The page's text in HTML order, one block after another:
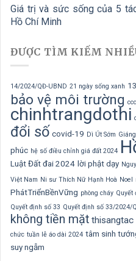
Giá trị và sức sống của 5
Hồ Chí Minh
ĐƯỢC TÌM KIẾM
14/2024/QĐ-UBND 21 ngày sống xanh
bảo vệ môi trường
chinhtrangdothi
đổi số covid-19 Dì Út Sớm
phúc hệ số điều chỉnh giá đất 2024
Luật Đất đai 2024 lời phật dạy
Việt Nam Ni sư Thích Nữ Hạnh Hoà Noel
PhátTriểnBềnVững phòng cháy Quyết
Quyết định số 33 Quyết định số 33/2024/
không tiền mặt thisangtac
chức tuần lễ áo dài 2024 tâm sinh
suy ngẫm